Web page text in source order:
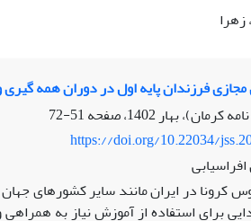
زهرا
فرزندان پایه اول در دوران همه
51-72
https://doi.org/10.22034/
کرونا در ایران مانند سایر کشورهای
برای استفاده از آموزش نیاز به